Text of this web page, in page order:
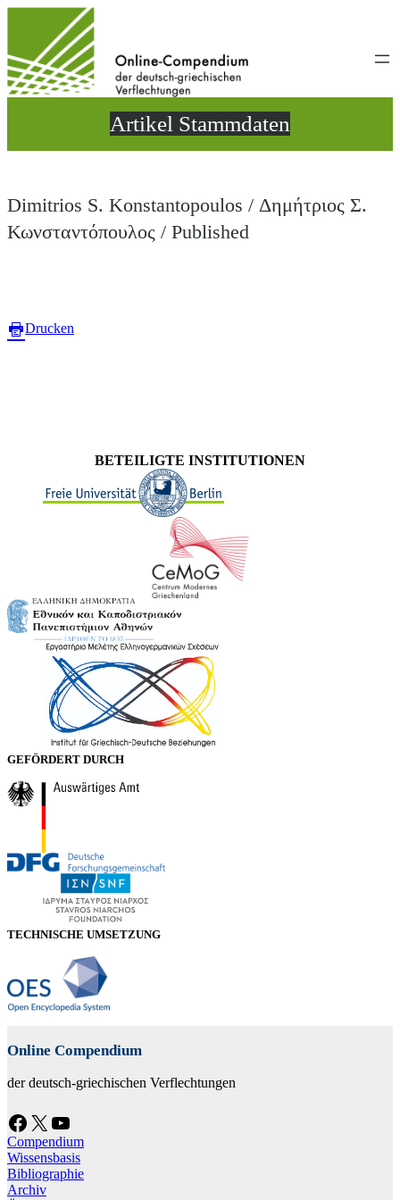
wechseln
Artikel Stammdaten
Dimitrios S. Konstantopoulos / Δημήτριος Σ.
Κωνσταντόπουλος / Published
Drucken
BETEILIGTE INSTITUTIONEN
GEFÖRDERT DURCH
TECHNISCHE UMSETZUNG
Online Compendium
der deutsch-griechischen Verflechtungen
Facebook X YouTube
Compendium
Wissensbasis
Bibliographie
Archiv